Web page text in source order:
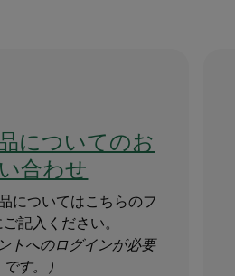
についてのお
合わせ
についてはこちらのフ
記入ください。
トへのログインが必要
です。）